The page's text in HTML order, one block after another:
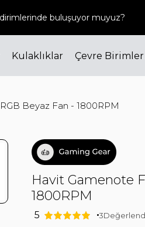
takip edin! @havit_turkiye
Kulaklıklar Çevre Birimler
Beyaz Fan - 1800RPM
Havit Gamenote
1800RPM
5 3